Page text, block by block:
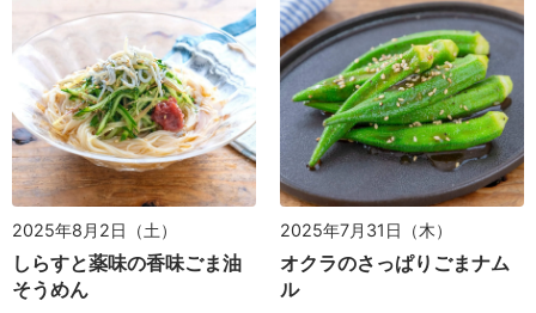
2025年8月2日（土）
しらすと薬味の香味ごま油
そうめん
2025年7月31日（木）
オクラのさっぱりごまナム
ル